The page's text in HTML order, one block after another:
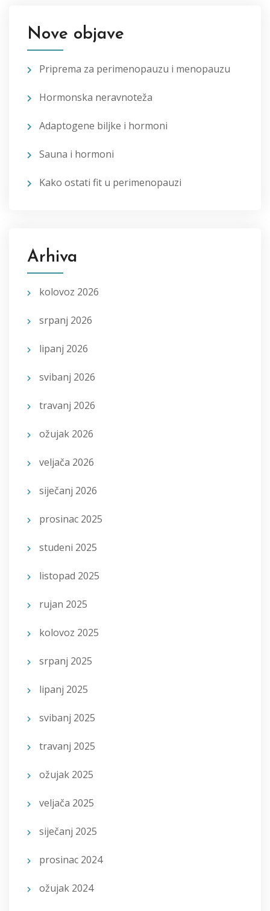
Nove objave
Priprema za perimenopauzu i menopauzu
Hormonska neravnoteža
Adaptogene biljke i hormoni
Sauna i hormoni
Kako ostati fit u perimenopauzi
Arhiva
kolovoz 2026
srpanj 2026
lipanj 2026
svibanj 2026
travanj 2026
ožujak 2026
veljača 2026
siječanj 2026
prosinac 2025
studeni 2025
listopad 2025
rujan 2025
kolovoz 2025
srpanj 2025
lipanj 2025
svibanj 2025
travanj 2025
ožujak 2025
veljača 2025
siječanj 2025
prosinac 2024
ožujak 2024